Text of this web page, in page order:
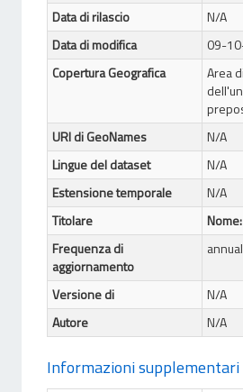
Data di rilascio
N/A
Data di modifica
09-
Copertura Geografica
Area
URI di GeoNames
N/A
Lingue del dataset
N/A
Estensione temporale
N/A
Titolare
Nome:
Frequenza di
aggiornamento
Versione di
N/A
Autore
N/A
Informazioni supplementari